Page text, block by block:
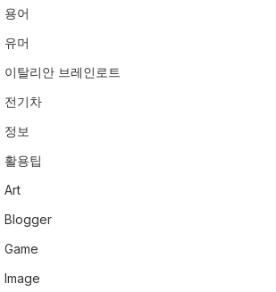
용어
유머
이탈리안 브레인로트
전기차
정보
활용팁
Art
Blogger
Game
Image